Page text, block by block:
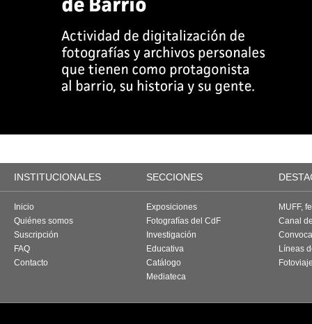
INSTITUCIONALES SECCIONES
Inicio
Quiénes somos
Suscripción
FAQ
Contacto
Exposiciones
Fotografías del CdF
Investigación
Educativa
Catálogo
Mediateca
MUFF,
Canal
Líneas